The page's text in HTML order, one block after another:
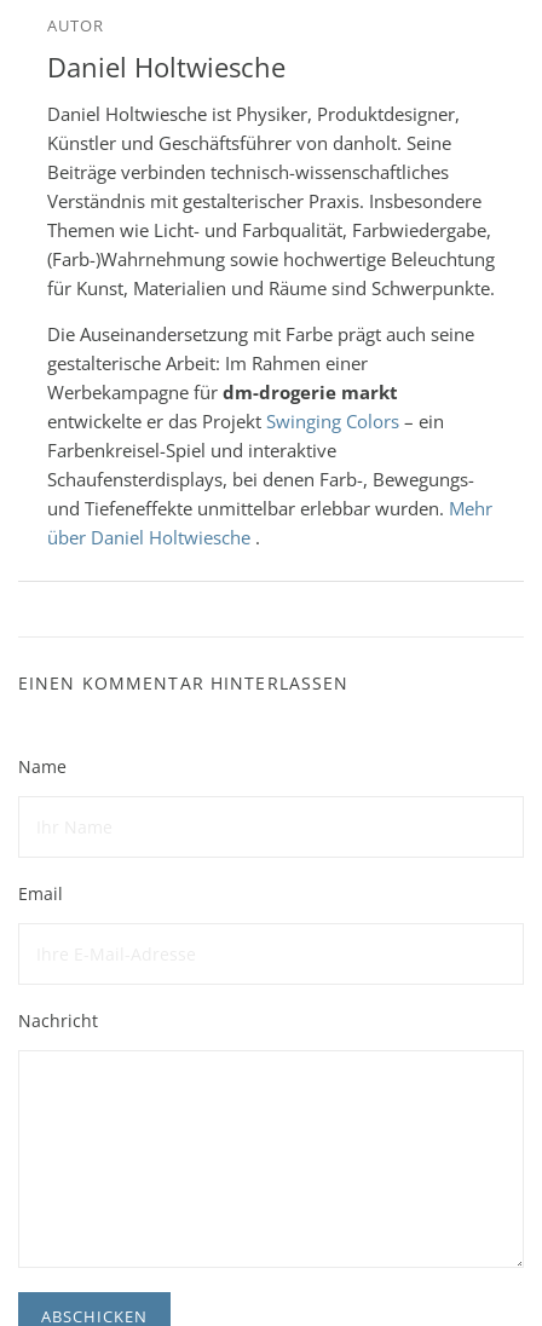
AUTOR
Daniel Holtwiesche
Daniel Holtwiesche ist Physiker, Produktdesigner,
Künstler und Geschäftsführer von danholt. Seine
Beiträge verbinden technisch-wissenschaftliches
Verständnis mit gestalterischer Praxis. Insbesondere
Themen wie Licht- und Farbqualität, Farbwiedergabe,
(Farb-)Wahrnehmung sowie hochwertige Beleuchtung
für Kunst, Materialien und Räume sind Schwerpunkte.
Die Auseinandersetzung mit Farbe prägt auch seine
gestalterische Arbeit: Im Rahmen einer
Werbekampagne für dm-drogerie markt
entwickelte er das Projekt Swinging Colors – ein
Farbenkreisel-Spiel und interaktive
Schaufensterdisplays, bei denen Farb-, Bewegungs-
und Tiefeneffekte unmittelbar erlebbar wurden. Mehr
über Daniel Holtwiesche .
EINEN KOMMENTAR HINTERLASSEN
Name
Email
Nachricht